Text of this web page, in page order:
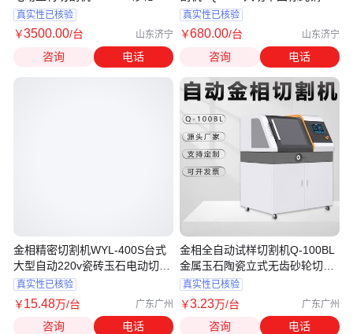
齿锯
真实性已核验
￥3500.00/台 山东济宁
咨询 电话
金相精密切割机WYL-400S台式
大型自动220v瓷砖玉石电动切片
机冷锯
真实性已核验
￥15.48万/台 广东广州
咨询 电话
机
真实性已核验
￥680.00/台 山东济宁
咨询 电话
金相全自动试样切割机Q-100BL
金属玉石陶瓷立式无齿砂轮切片
机380
真实性已核验
￥3.23万/台 广东广州
咨询 电话